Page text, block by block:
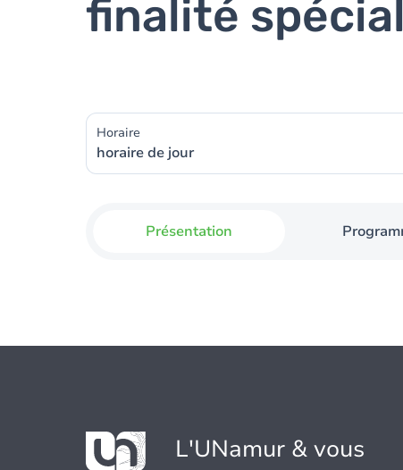
finalité
Horaire
horaire de jour
Présentation
L'UNamur & vous